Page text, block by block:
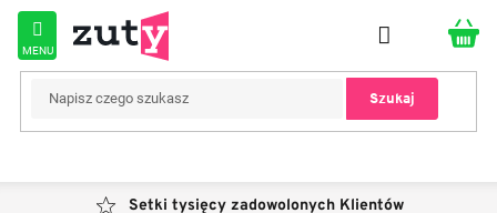
Przejść
treści
Szukaj
Setki tysięcy zadowolonych Klientów